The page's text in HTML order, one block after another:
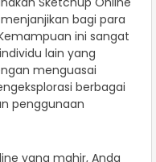
bagi para
ini sangat
lain yang
menguasai
berbagai
penggunaan
yang mahir, Anda